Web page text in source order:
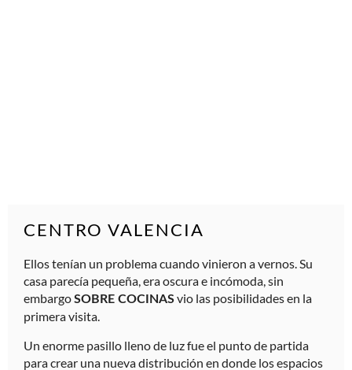
CENTRO VALENCIA
Ellos tenían un problema cuando vinieron a vernos. Su
casa parecí­a pequeña, era oscura e incómoda, sin
embargoSOBRE COCINASvio las posibilidades en la
primera visita.
Un enorme pasillo lleno de luz fue el punto de partida
para crear una nueva distribución en donde los espacios